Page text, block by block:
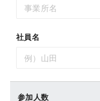
社員名
参加人数